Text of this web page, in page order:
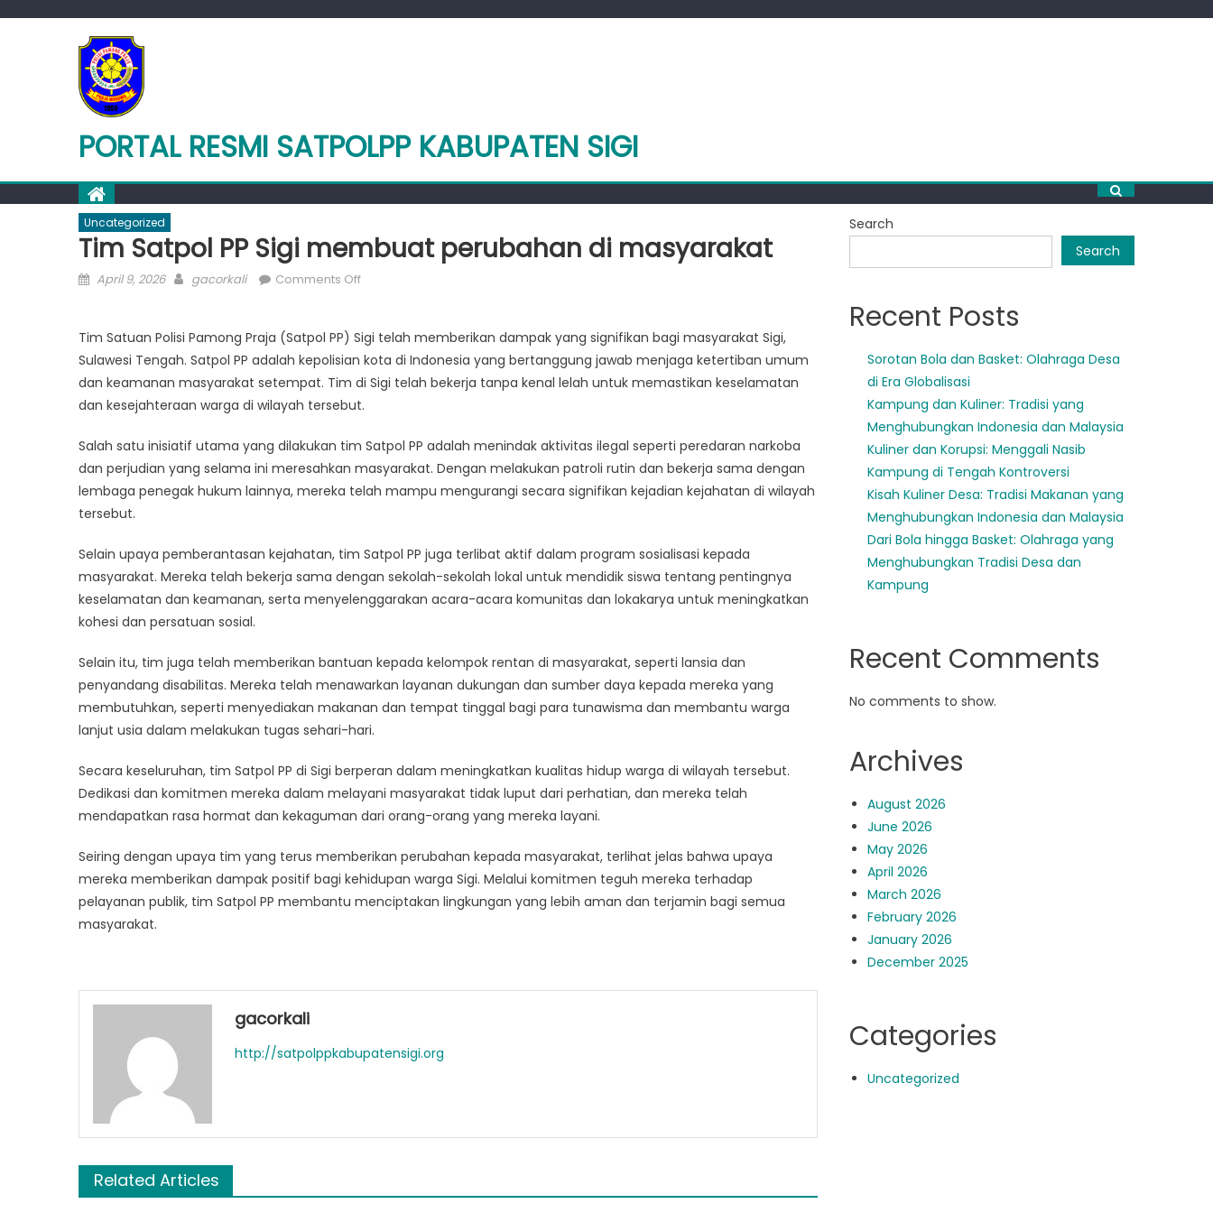
PORTAL RESMI SATPOLPP KABUPATEN SIGI
Uncategorized
Tim Satpol PP Sigi membuat perubahan di masyarakat
Posted
April 9, 2026 Author
gacorkali Comments Offon
PP
Sigi
membuat
perubahan
masyarakat
Tim Satuan Polisi Pamong Praja (Satpol PP) Sigi telah memberikan dampak yang signifikan bagi masyarakat Sigi,
Sulawesi Tengah. Satpol PP adalah kepolisian kota di Indonesia yang bertanggung jawab menjaga ketertiban umum
dan keamanan masyarakat setempat. Tim di Sigi telah bekerja tanpa kenal lelah untuk memastikan keselamatan
dan kesejahteraan warga di wilayah tersebut.
Salah satu inisiatif utama yang dilakukan tim Satpol PP adalah menindak aktivitas ilegal seperti peredaran narkoba
dan perjudian yang selama ini meresahkan masyarakat. Dengan melakukan patroli rutin dan bekerja sama dengan
lembaga penegak hukum lainnya, mereka telah mampu mengurangi secara signifikan kejadian kejahatan di wilayah
tersebut.
Selain upaya pemberantasan kejahatan, tim Satpol PP juga terlibat aktif dalam program sosialisasi kepada
masyarakat. Mereka telah bekerja sama dengan sekolah-sekolah lokal untuk mendidik siswa tentang pentingnya
keselamatan dan keamanan, serta menyelenggarakan acara-acara komunitas dan lokakarya untuk meningkatkan
kohesi dan persatuan sosial.
Selain itu, tim juga telah memberikan bantuan kepada kelompok rentan di masyarakat, seperti lansia dan
penyandang disabilitas. Mereka telah menawarkan layanan dukungan dan sumber daya kepada mereka yang
membutuhkan, seperti menyediakan makanan dan tempat tinggal bagi para tunawisma dan membantu warga
lanjut usia dalam melakukan tugas sehari-hari.
Secara keseluruhan, tim Satpol PP di Sigi berperan dalam meningkatkan kualitas hidup warga di wilayah tersebut.
Dedikasi dan komitmen mereka dalam melayani masyarakat tidak luput dari perhatian, dan mereka telah
mendapatkan rasa hormat dan kekaguman dari orang-orang yang mereka layani.
Seiring dengan upaya tim yang terus memberikan perubahan kepada masyarakat, terlihat jelas bahwa upaya
mereka memberikan dampak positif bagi kehidupan warga Sigi. Melalui komitmen teguh mereka terhadap
pelayanan publik, tim Satpol PP membantu menciptakan lingkungan yang lebih aman dan terjamin bagi semua
masyarakat.
gacorkali
http://satpolppkabupatensigi.org
Related Articles
Search
Search
Recent Posts
Sorotan Bola dan Basket: Olahraga Desa
di Era Globalisasi
Kampung dan Kuliner: Tradisi yang
Menghubungkan Indonesia dan Malaysia
Kuliner dan Korupsi: Menggali Nasib
Kampung di Tengah Kontroversi
Kisah Kuliner Desa: Tradisi Makanan yang
Menghubungkan Indonesia dan Malaysia
Dari Bola hingga Basket: Olahraga yang
Menghubungkan Tradisi Desa dan
Kampung
Recent Comments
No comments to show.
Archives
August 2026
June 2026
May 2026
April 2026
March 2026
February 2026
January 2026
December 2025
Categories
Uncategorized